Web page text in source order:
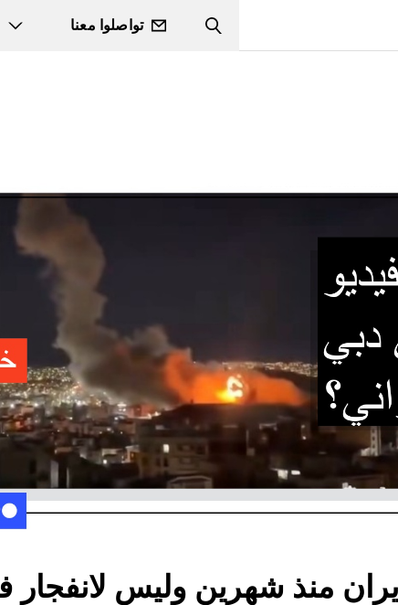
Search
تواصلوا معنا
منذ شهرين وليس لانفجار